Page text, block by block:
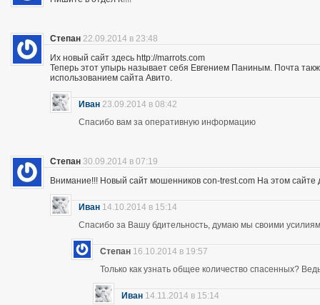
Степан 22.09.2014 в 23:48
Их новый сайт здесь http://marrots.com
Теперь этот упырь называет себя Евгением Паниным. Почта
использованием сайта Авито.
Иван 23.09.2014 в 08:42
Спасибо вам за оперативную информацию
Степан 30.09.2014 в 07:19
Внимание!!! Новый сайт мошенников con-trest.com На этом сайте
Иван 14.10.2014 в 15:14
Спасибо за Вашу бдительность, думаю мы своими
Степан 16.10.2014 в 19:57
Только как узнать общее количество спасенных?
Иван 14.11.2014 в 15:14